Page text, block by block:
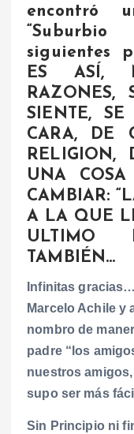
encontró
siguientes
ES ASÍ,
SIENTE,
CARA, DE
RELIGION,
UNA
CAMBIAR:
A LA QUE
ULTIMO
TAMBIÉN…
Infinitas
Marcelo Achile y
nombro de
padre “los
nuestros
supo ser más
Sin Principio ni